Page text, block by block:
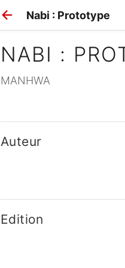
Nabi : Prototype
NABI :
MANHWA
Auteur
Edition